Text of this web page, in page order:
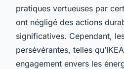
pratiques vertueuses par
ont négligé des actions
significatives. Cependant,
persévérantes, telles
engagement envers les